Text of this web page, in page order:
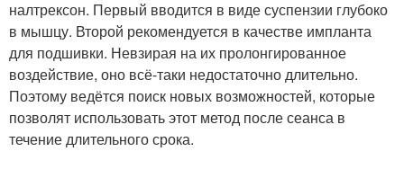
налтрексон. Первый вводится в виде суспензии глубоко
в мышцу. Второй рекомендуется в качестве импланта
для подшивки. Невзирая на их пролонгированное
воздействие, оно всё-таки недостаточно длительно.
Поэтому ведётся поиск новых возможностей, которые
позволят использовать этот метод после сеанса в
течение длительного срока.